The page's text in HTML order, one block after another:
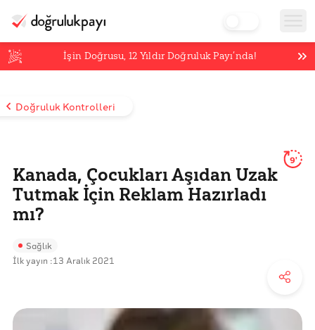
İşin Doğrusu,12 Yıldır Doğruluk Payı’nda!
Doğruluk Kontrolleri
Kanada, Çocukları Aşıdan Uzak
Tutmak İçin Reklam Hazırladı
mı?
9'
Sağlık
İlk yayın :13 Aralık 2021